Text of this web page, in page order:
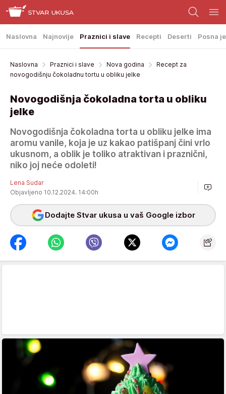
Naslovna Najnovije Praznici i slave Recepti Deserti Posna
Naslovna Praznici i slave Nova godina
Recept za
novogodišnju čokoladnu tortu u obliku jelke
Novogodišnja čokoladna torta u obliku
jelke
Novogodišnja čokoladna torta u obliku jelke ima
aromu vanile, koja je uz kakao patišpanj čini vrlo
ukusnom, a oblik je toliko atraktivan i praznični,
niko joj neće odoleti!
Lena Sudar
Objavljeno 10.12.2024. 14:00h
Dodajte Stvar ukusa u vaš Google izbor